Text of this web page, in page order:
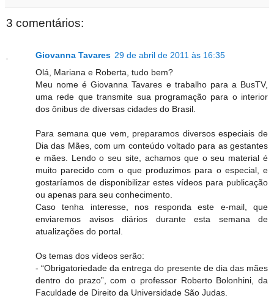
3 comentários:
Giovanna Tavares 29 de abril de 2011 às 16:35
Olá, Mariana e Roberta, tudo bem?
Meu nome é Giovanna Tavares e trabalho para a BusTV,
uma rede que transmite sua programação para o interior
dos ônibus de diversas cidades do Brasil.
Para semana que vem, preparamos diversos especiais de
Dia das Mães, com um conteúdo voltado para as gestantes
e mães. Lendo o seu site, achamos que o seu material é
muito parecido com o que produzimos para o especial, e
gostaríamos de disponibilizar estes vídeos para publicação
ou apenas para seu conhecimento.
Caso tenha interesse, nos responda este e-mail, que
enviaremos avisos diários durante esta semana de
atualizações do portal.
Os temas dos vídeos serão:
- “Obrigatoriedade da entrega do presente de dia das mães
dentro do prazo”, com o professor Roberto Bolonhini, da
Faculdade de Direito da Universidade São Judas.